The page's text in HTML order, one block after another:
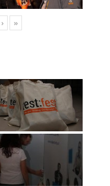
› »